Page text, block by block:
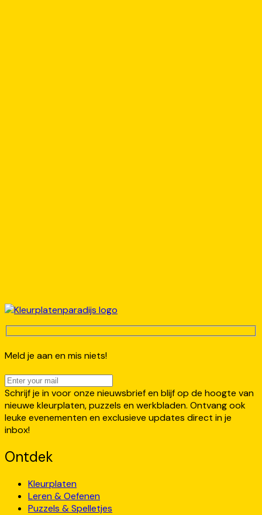
Meld je aan en mis niets!
Schrijf je in voor onze nieuwsbrief en blijf op de hoogte van
nieuwe kleurplaten, puzzels en werkbladen. Ontvang ook
leuke evenementen en exclusieve updates direct in je
inbox!
Ontdek
Kleurplaten
Leren & Oefenen
Puzzels & Spelletjes